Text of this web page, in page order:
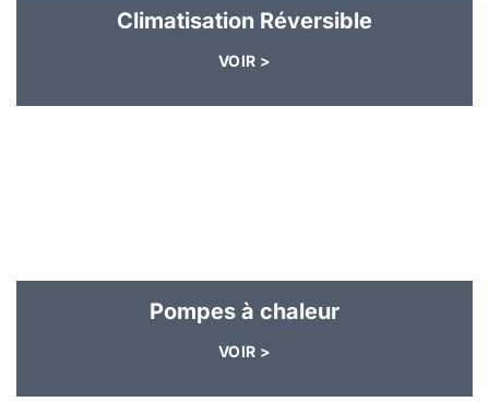
Climatisation Réversible
VOIR >
Pompes à chaleur
VOIR >